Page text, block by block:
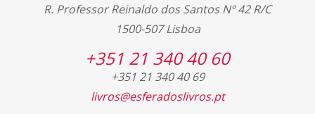
R. Professor Reinaldo dos Santos Nº 42 R/C
1500-507 Lisboa
+351 21 340 40 60
+351 21 340 40 69
livros@esferadoslivros.pt